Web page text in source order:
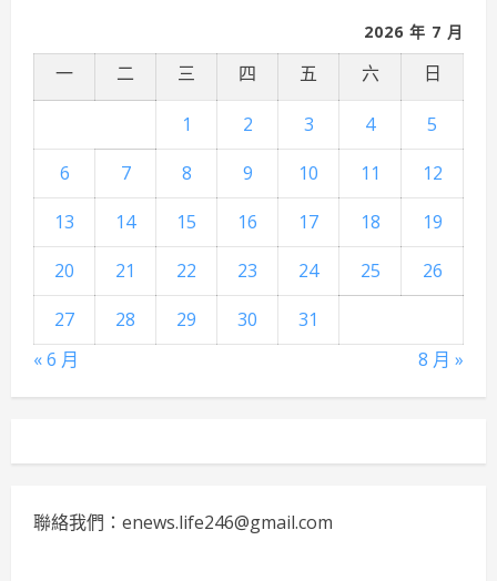
2026 年 7 月
一 二 三 四 五 六 日
1 2 3 4
5
6
7 8 9 10 11
12
13
14 15 16 17 18
19
20
21 22 23 24 25
26
27
28 29 30
31
« 6 月
8 月 »
聯絡我們：enews.life246@gmail.com